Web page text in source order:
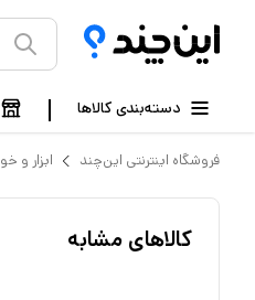
دسته‌بندی کالاها
فروشگاه اینترنتی این‌چند ابزار و
کالاهای مشابه